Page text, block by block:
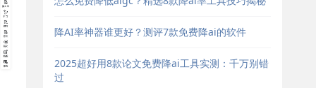
降AI率神器谁更好？测评7款免费降ai的软件
2025超好用8款论文免费降ai工具实测：千万别错
过